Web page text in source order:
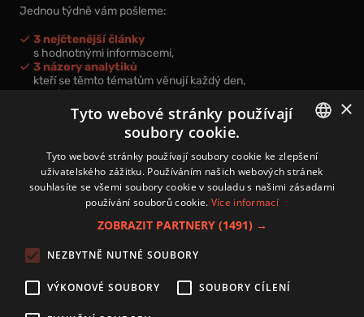
Jednou týdně vám pošleme:
3 nejčtenější články
s hodnotnými informacemi,
3 názory analytiků
kteří se těmto tématům věnují každý den,
nová videa a podcasty
k prohloubení vašich znalostí.
Přihlášením k newsletteru vyjadřujete svůj souhlas spodmínkami
zpracování osobních údajů.
Zásady používání souborů cookies
Autoři
Nastavení cookies
CZECH
×
Tyto webové stránky používají
soubory cookie.
Tyto webové stránky používají soubory cookie ke zlepšení
uživatelského zážitku. Používáním našich webových stránek
souhlasíte se všemi soubory cookie v souladu s našimi zásadami
používání souborů cookie. Více informací
ZOBRAZIT PARTNERY (1491) →
NEZBYTNĚ NUTNÉ SOUBORY
VÝKONOVÉ SOUBORY SOUBORY CÍLENÍ